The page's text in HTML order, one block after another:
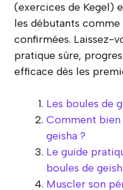
(exercices de Kegel)
les débutants
confirmées. Laissez-
pratique sûre,
efficace dès les
Les boules de
Comment bien
geisha ?
Le guide
boules de
Muscler son